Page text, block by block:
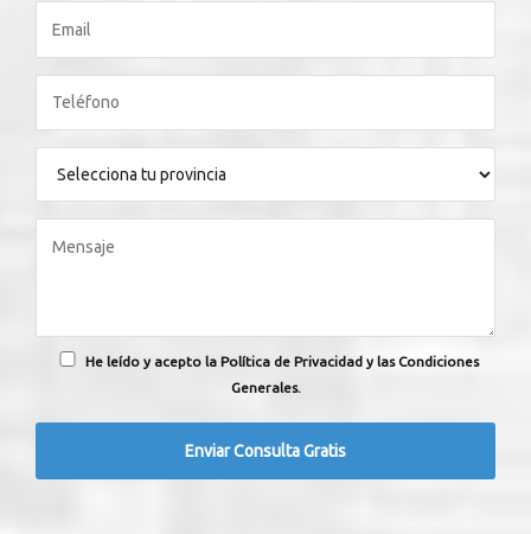
He leído y acepto la Política de Privacidad y las Condiciones
Generales.